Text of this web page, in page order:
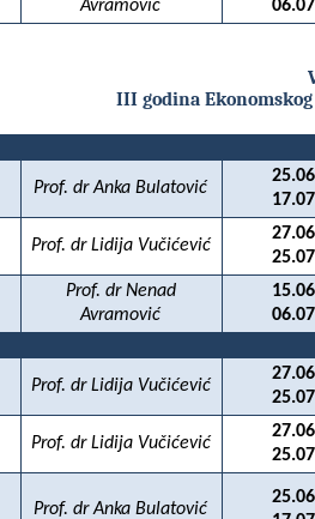
Avramović
III godina
Prof. dr Anka Bulatović
Prof. dr Lidija Vučićević
Prof. dr Nenad
Avramović
Prof. dr Lidija Vučićević
Prof. dr Lidija Vučićević
Prof. dr Anka Bulatović